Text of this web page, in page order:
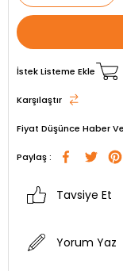
İstek Listeme Ekle
Karşılaştır
Fiyat Düşünce Haber
Paylaş :
Tavsiye Et
Yorum Yaz